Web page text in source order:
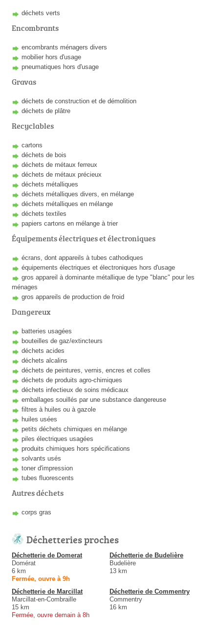
déchets verts
Encombrants
encombrants ménagers divers
mobilier hors d'usage
pneumatiques hors d'usage
Gravas
déchets de construction et de démolition
déchets de plâtre
Recyclables
cartons
déchets de bois
déchets de métaux ferreux
déchets de métaux précieux
déchets métalliques
déchets métalliques divers, en mélange
déchets métalliques en mélange
déchets textiles
papiers cartons en mélange à trier
Équipements électriques et électroniques
écrans, dont appareils à tubes cathodiques
équipements électriques et électroniques hors d'usage
gros appareil à dominante métallique de type "blanc" pour les
ménages
gros appareils de production de froid
Dangereux
batteries usagées
bouteilles de gaz/extincteurs
déchets acides
déchets alcalins
déchets de peintures, vernis, encres et colles
déchets de produits agro-chimiques
déchets infectieux de soins médicaux
emballages souillés par une substance dangereuse
filtres à huiles ou à gazole
huiles usées
petits déchets chimiques en mélange
piles électriques usagées
produits chimiques hors spécifications
solvants usés
toner d'impression
tubes fluorescents
Autres déchets
corps gras
Déchetteries proches
Déchetterie de Domerat
Domérat
6 km
Fermée, ouvre à 9h
Déchetterie de Budelière
Budelière
13 km
Déchetterie de Marcillat
Marcillat-en-Combraille
15 km
Fermée, ouvre demain à 8h
Déchetterie de Commentry
Commentry
16 km